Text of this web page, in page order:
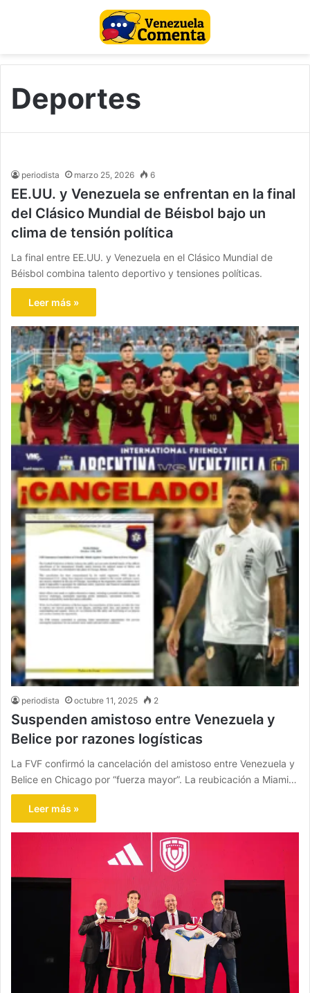
Deportes
periodista marzo 25, 2026 6
EE.UU. y Venezuela se enfrentan en la final
del Clásico Mundial de Béisbol bajo un
clima de tensión política
La final entre EE.UU. y Venezuela en el Clásico Mundial de
Béisbol combina talento deportivo y tensiones políticas.
Leer más »
periodista octubre 11, 2025 2
Suspenden amistoso entre Venezuela y
Belice por razones logísticas
La FVF confirmó la cancelación del amistoso entre Venezuela y
Belice en Chicago por “fuerza mayor”. La reubicación a Miami…
Leer más »